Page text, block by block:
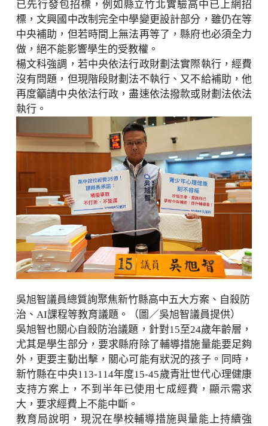
已先行發包招標，例如縣立竹北實驗高中已上網招
標，文興國中改制完全中學變更設計部分，雖仍在等
中央補助，但若時間上無法再等了，縣府也必須全力
做，絕不能影響學生的受教權。
楊文科強調，若中央依法行政財劃法實際執行，經費
沒有問題，但現階段財劃法不執行、又不給補助，他
再度籲請中央依法行政，盡速依法撥款或財劃法依法
執行。
吳旭智議員總質詢聚焦新竹縣高中五大方案、自殺防
治、AI課程等教育議題。（圖／吳旭智議員提供）
吳旭智也關心自殺防治議題，針對15至24歲年齡層，
尤其是學生部分，要求縣府除了輔導措施量能要足夠
外，更要主動出擊，關心可能有狀況的孩子。同時，
新竹縣在中央113-114年度15-45歲青壯世代心理健康
支持方案上，不到半年已使用七成經費，顯示需求
大，要求經費上不能中斷。
教育局說明，現況在學校輔導措施與量能上持續強